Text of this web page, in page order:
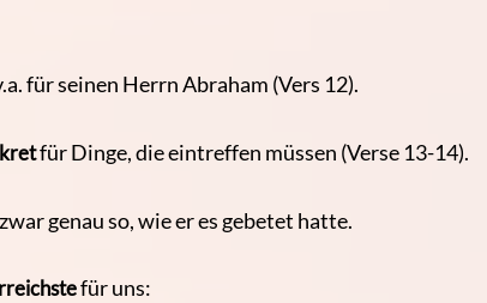
für seinen Herrn Abraham (Vers 12).
für Dinge, die eintreffen müssen (Verse 13-14).
genau so, wie er es gebetet hatte.
für uns: